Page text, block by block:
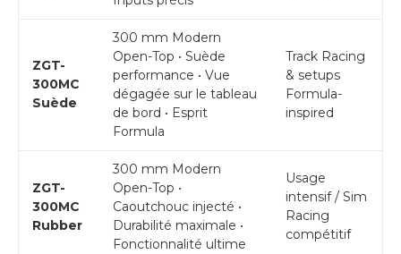
ZGT-
300MC
Suède
300 mm Modern
Open-Top • Suède
performance • Vue
dégagée sur le tableau
de bord • Esprit
Formula
Track Racing
& setups
Formula-
inspired
ZGT-
300MC
Rubber
300 mm Modern
Open-Top •
Caoutchouc injecté •
Durabilité maximale •
Fonctionnalité ultime
Usage
intensif / Sim
Racing
compétitif